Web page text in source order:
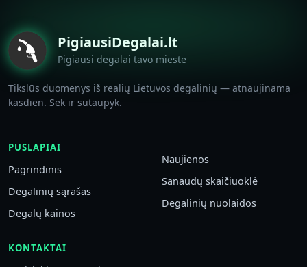
PigiausiDegalai.lt
Pigiausi degalai tavo mieste
Tikslūs duomenys iš realių Lietuvos degalinių — atnaujinama
kasdien. Sek ir sutaupyk.
PUSLAPIAI
Pagrindinis
Degalinių sąrašas
Degalų kainos
Naujienos
Sanaudų skaičiuoklė
Degalinių nuolaidos
KONTAKTAI